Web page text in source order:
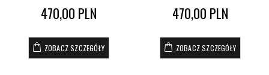
470,00 PLN
ZOBACZ SZCZEGÓŁY
470,00 PLN
ZOBACZ SZCZEGÓŁY